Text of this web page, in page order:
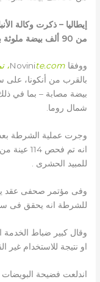
إيطاليا – ذكرت وكالة
من 90 ألف بيضة ملوثة بمبيد الفيبرونيل بمبيد الحشرات.
ووفقا Novinite.com، تم
شمال روما.
وجرت عملية الشرطة بعد
انه تم
للمبيد الحشرى .
وفى مؤتمر صحفى عقد يوم
للشرطة انه يحقق فى
وقال كبير ضباط الخدمة
او نتيجة للاستخدام غير
اندلعت فضيحة